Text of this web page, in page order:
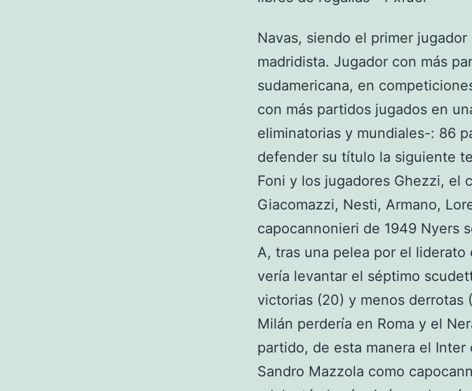
Navas, siendo el primer
madridista. Jugador con más
sudamericana, en
con más partidos jugados en
eliminatorias y mundiales-: 86
defender su título la siguiente
Foni y los jugadores Ghezzi, el
Giacomazzi, Nesti, Armano,
capocannonieri de 1949 Nyers
A, tras una pelea por el
vería levantar el séptimo
victorias (20) y menos derrotas
Milán perdería en Roma y el
partido, de esta manera el
Sandro Mazzola como